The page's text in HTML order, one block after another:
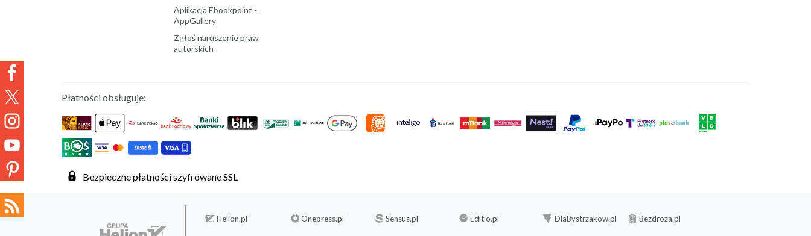
Aplikacja Ebookpoint -
AppGallery
Zgłoś naruszenie praw
autorskich
Płatności obsługuje:
Bezpieczne płatności szyfrowane SSL
Helion.pl Onepress.pl Sensus.pl Editio.pl DlaBystrzakow.pl Bezdroza.pl